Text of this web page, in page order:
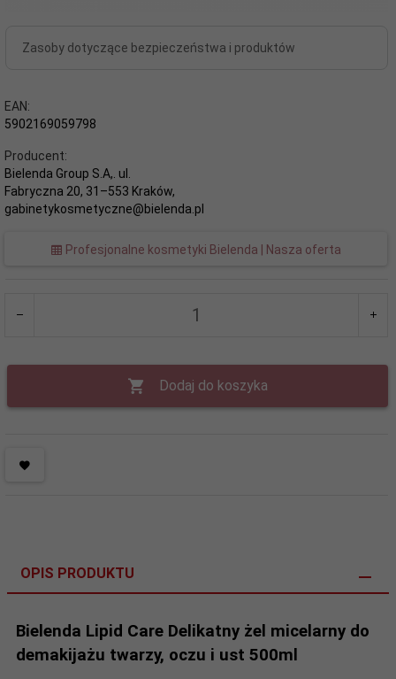
Zasoby dotyczące bezpieczeństwa i produktów
EAN:
5902169059798
Producent:
Bielenda Group S.A,. ul.
Fabryczna 20, 31–553 Kraków,
gabinetykosmetyczne@bielenda.pl
Profesjonalne kosmetyki Bielenda | Nasza oferta
Dodaj do koszyka
OPIS PRODUKTU
Bielenda Lipid Care Delikatny żel micelarny do
demakijażu twarzy, oczu i ust 500ml